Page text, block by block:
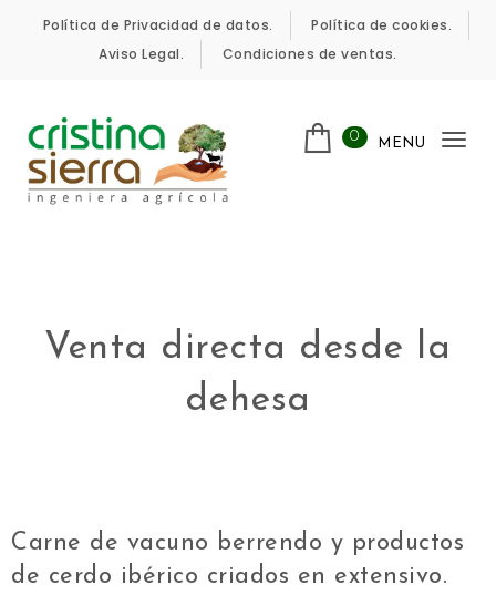
Política de Privacidad de datos.
Política de cookies.
Aviso Legal.
Condiciones de ventas.
0 MENU
Venta directa desde la
dehesa
Carne de vacuno berrendo y productos
de cerdo ibérico criados en extensivo.